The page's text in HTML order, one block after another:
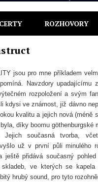
ROZHOVORY
jsou pro mne příkladem
Navzdory
rozpoložení a svým
kdysi ve známost, již dávno
kvalitu a jejich nová (méně
díky boomu
Jejich současná tvorba,
už v první půli minulého
ještě přidává současný
ve kterých se
hrubý sound, pro tyto